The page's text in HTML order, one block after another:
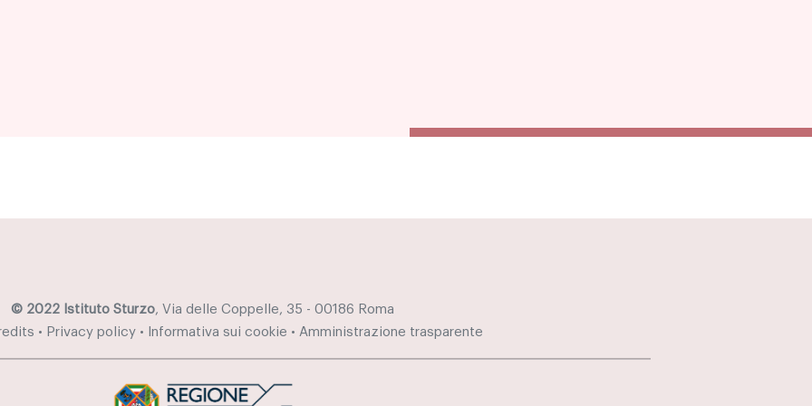
© 2022 Istituto Sturzo, Via delle Coppelle, 35 - 00186 Roma
• Privacy policy• Informativa sui cookie • Amministrazione trasparente